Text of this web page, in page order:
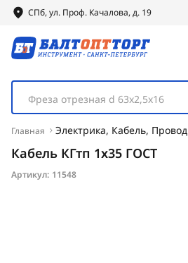
СПб, ул. Проф. Качалова, д. 19
Фреза отрезная d 63х2,5х16
Главная Электрика, Кабель, Провод
Кабель КГтп 1х35 ГОСТ
Артикул: 11548